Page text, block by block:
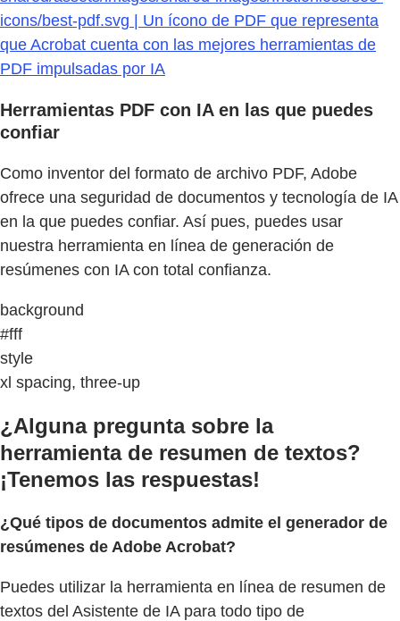
icons/best-pdf.svg | Un ícono de PDF que representa
que Acrobat cuenta con las mejores herramientas de
PDF impulsadas por IA
Herramientas PDF con IA en las que puedes
confiar
Como inventor del formato de archivo PDF, Adobe
ofrece una seguridad de documentos y tecnología de IA
en la que puedes confiar. Así pues, puedes usar
nuestra herramienta en línea de generación de
resúmenes con IA con total confianza.
background
#fff
style
xl spacing, three-up
¿Alguna pregunta sobre la
herramienta de resumen de textos?
¡Tenemos las respuestas!
¿Qué tipos de documentos admite el generador de
resúmenes de Adobe Acrobat?
Puedes utilizar la herramienta en línea de resumen de
textos del Asistente de IA para todo tipo de